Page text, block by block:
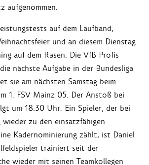
aufgenommen.
auf dem Laufband,
und an diesem Dienstag
auf dem Rasen: Die VfB Profis
nächste Aufgabe in der Bundesliga
sie am nächsten Samstag beim
1. FSV Mainz 05. Der Anstoß bei
um 18:30 Uhr. Ein Spieler, der bei
wieder zu den einsatzfähigen
Kadernominierung zählt, ist Daniel
trainiert seit der
wieder mit seinen Teamkollegen